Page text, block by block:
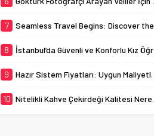
7 Seamless Travel Begins: Discover the Convenience of Istanbul Transfer Services
8 İstanbul’da Güvenli ve Konforlu Kız Öğrenci Yurtları
9 Hazır Sistem Fiyatları: Uygun Maliyetlerle Verimlilik Sağlayın
10 Nitelikli Kahve Çekirdeği Kalitesi Nereden Anlaşılır?